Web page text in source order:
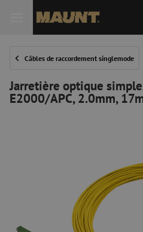
Câbles de raccordement singlemode
Jarretière optique
E2000/APC, 2.0mm,